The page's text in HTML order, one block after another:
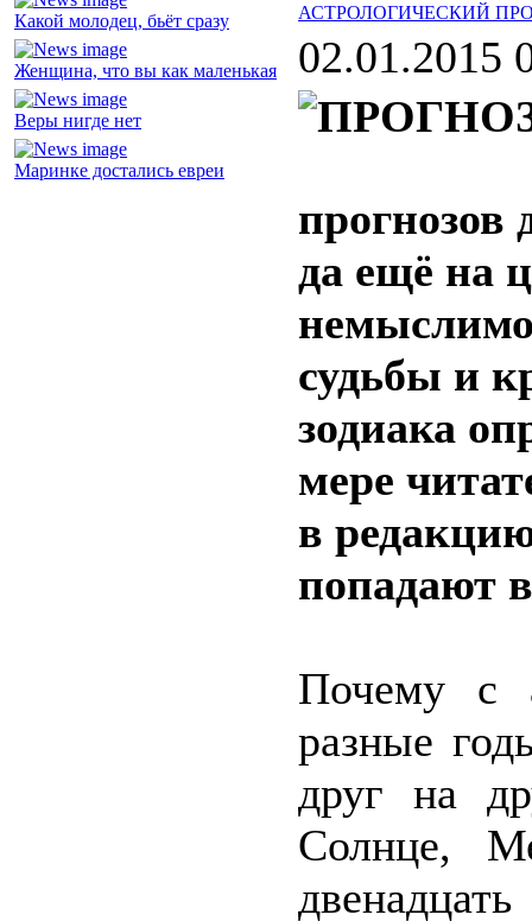
Какой молодец, бьёт сразу
Женщина, что вы как маленькая
Веры нигде нет
Маринке достались евреи
АСТРОЛОГИЧЕСКИЙ
02.01.2015
прогнозов
да ещё на
судьбы и
зодиака
мере
в
попадают
Почему с
разные
друг на
Солнце,